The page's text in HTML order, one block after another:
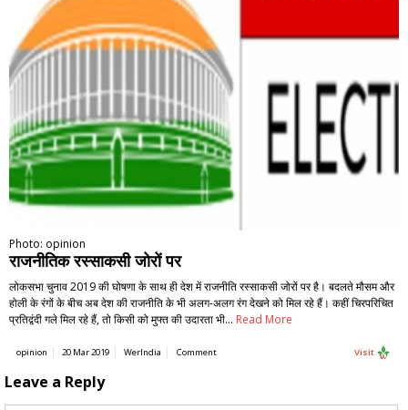
Photo: opinion
राजनीतिक रस्साकसी जोरों पर
लोकसभा चुनाव 2019 की घोषणा के साथ ही देश में राजनीति रस्साकसी जोरों पर है। बदलते मौसम और
होली के रंगों के बीच अब देश की राजनीति के भी अलग-अलग रंग देखने को मिल रहे हैं। कहीं चिरपरिचित
प्रतिद्वंदी गले मिल रहे हैं, तो किसी को मुफ्त की उदारता भी… Read More
opinion 20 Mar 2019 WerIndia Comment Visit
Leave a Reply